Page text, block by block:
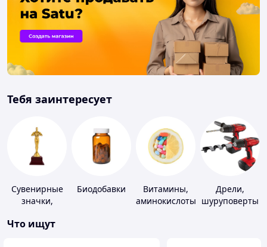
Тебя заинтересует
Сувенирные
значки,
Биодобавки
Витамины,
аминокислоты
Дрели,
шуруповерты
Что ищут